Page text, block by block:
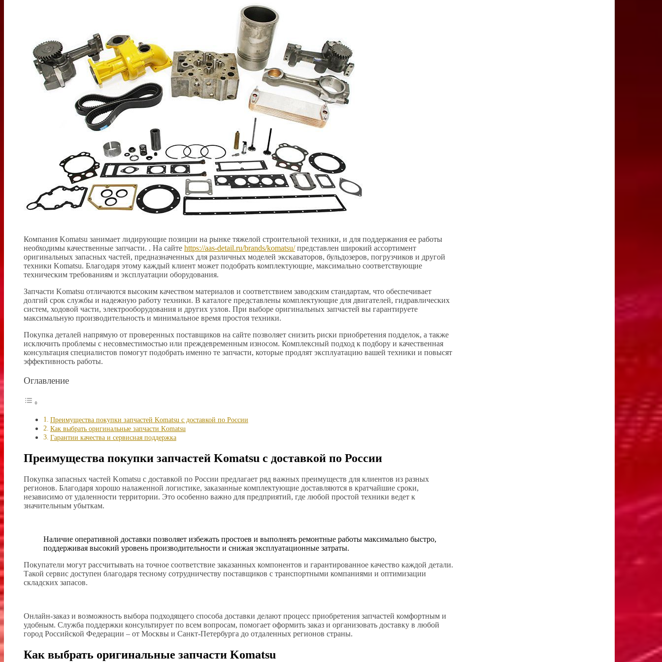
Компания Komatsu занимает лидирующие позиции на рынке тяжелой строительной техники, и для поддержания ее работы
необходимы качественные запчасти. . На сайте https://aas-detail.ru/brands/komatsu/представлен широкий ассортимент
оригинальных запасных частей, предназначенных для различных моделей экскаваторов, бульдозеров, погрузчиков и другой
техники Komatsu. Благодаря этому каждый клиент может подобрать комплектующие, максимально соответствующие
техническим требованиям и эксплуатации оборудования.
Запчасти Komatsu отличаются высоким качеством материалов и соответствием заводским стандартам, что обеспечивает
долгий срок службы и надежную работу техники. В каталоге представлены комплектующие для двигателей, гидравлических
систем, ходовой части, электрооборудования и других узлов. При выборе оригинальных запчастей вы гарантируете
максимальную производительность и минимальное время простоя техники.
Покупка деталей напрямую от проверенных поставщиков на сайте позволяет снизить риски приобретения подделок, а также
исключить проблемы с несовместимостью или преждевременным износом. Комплексный подход к подбору и качественная
консультация специалистов помогут подобрать именно те запчасти, которые продлят эксплуатацию вашей техники и повысят
эффективность работы.
Оглавление
Преимущества покупки запчастей Komatsu с доставкой по России
Как выбрать оригинальные запчасти Komatsu
Гарантии качества и сервисная поддержка
Преимущества покупки запчастей Komatsu с доставкой по России
Покупка запасных частей Komatsu с доставкой по России предлагает ряд важных преимуществ для клиентов из разных
регионов. Благодаря хорошо налаженной логистике, заказанные комплектующие доставляются в кратчайшие сроки,
независимо от удаленности территории. Это особенно важно для предприятий, где любой простой техники ведет к
значительным убыткам.
Наличие оперативной доставки позволяет избежать простоев и выполнять ремонтные работы максимально быстро,
поддерживая высокий уровень производительности и снижая эксплуатационные затраты.
Покупатели могут рассчитывать на точное соответствие заказанных компонентов и гарантированное качество каждой детали.
Такой сервис доступен благодаря тесному сотрудничеству поставщиков с транспортными компаниями и оптимизации
складских запасов.
Онлайн-заказ и возможность выбора подходящего способа доставки делают процесс приобретения запчастей комфортным и
удобным. Служба поддержки консультирует по всем вопросам, помогает оформить заказ и организовать доставку в любой
город Российской Федерации – от Москвы и Санкт-Петербурга до отдаленных регионов страны.
Как выбрать оригинальные запчасти Komatsu